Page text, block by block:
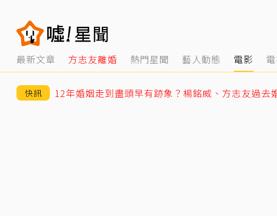
最新文章 方志友離婚 熱門星聞 藝人動態 電影
快訊